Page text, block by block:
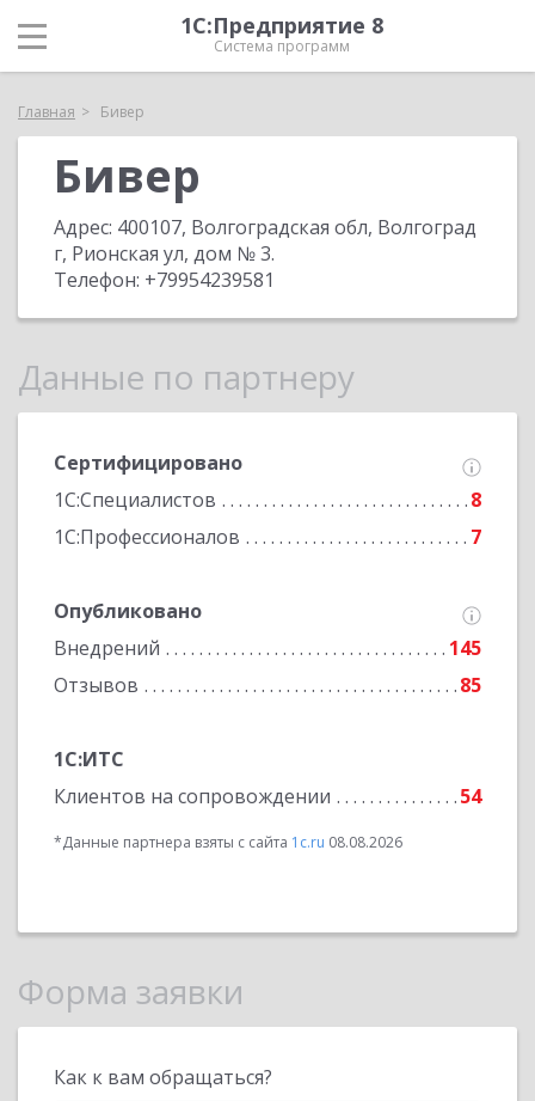
1С:Предприятие 8
Система программ
Главная Бивер
Бивер
Адрес: 400107, Волгоградская обл, Волгоград
г, Рионская ул, дом № 3.
Телефон: +79954239581
Данные по партнеру
Сертифицировано
1С:Специалистов
8
1С:Профессионалов
7
Опубликовано
Внедрений
145
Отзывов
85
1С:ИТС
Клиентов на сопровождении
54
*Данные партнера взяты с сайта 1c.ru 08.08.2026
Форма заявки
Как к вам обращаться?